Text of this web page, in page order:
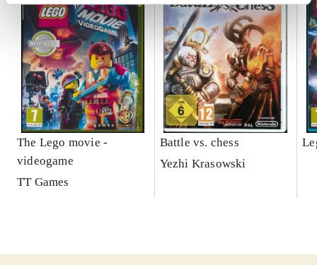
The Lego movie -
videogame
TT Games
Battle vs. chess
Yezhi Krasowski